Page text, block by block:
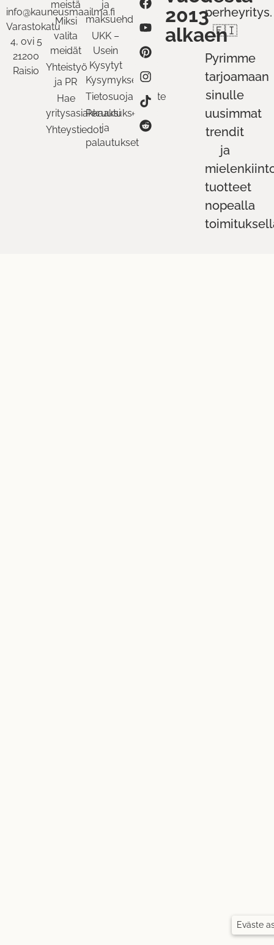
info@kauneusmaailma.fi
Varastokatu
4, ovi 5
21200
Raisio
meistä
Miksi
valita
meidät
Yhteistyö
ja PR
Hae
yritysasiakkaaksi
Yhteystiedot
ja
maksuehdot
UKK –
Usein
Kysytyt
Kysymykset
Tietosuojaseloste
Peruutukset
ja
palautukset
2013
alkaen
perheyritys.
🇫🇮
Pyrimme
tarjoamaan
sinulle
uusimmat
trendit
ja
tuotteet
nopealla
Eväste